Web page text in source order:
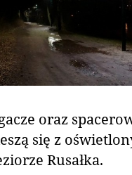
oraz
się z
Rusałka.